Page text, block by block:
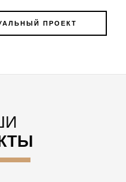
ПРОЕКТ